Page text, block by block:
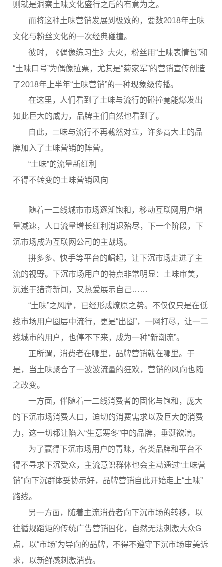
则就是洞察土味文化盛行之后的有意为之。
而将这种土味营销发展到极致的，要数2018年土味
文化与粉丝文化的一次经典碰撞。
彼时，《偶像练习生》大火，粉丝用“土味表情包”和
“土味口号”为偶像拉票，尤其是“菊家军”的营销宣传创造
了2018年上半年“土味营销”的一种现象级传播。
在这里，人们看到了土味与流行的碰撞竟能爆发出
如此巨大的威力，品牌主们自然也看到了。
自此，土味与流行不再截然对立，许多高大上的品
牌加入了土味营销的阵营。
“土味”的流量新红利
不得不转变的土味营销风向
随着一二线城市市场逐渐饱和，移动互联网用户增
量减速，人口流量增长红利消退殆尽，下一个阶段，下
沉市场成为互联网公司的主战场。
拼多多、快手等平台的崛起，让下沉市场走进了主
流的视野。下沉市场用户的特点非常明显：土味审美，
沉迷于猎奇新闻，又热爱展示自己……
“土味”之风靡，已经形成燎原之势。不仅仅只是在低
线市场用户圈层中流行，更是“出圈”，一网打尽，让一二
线城市的用户，也停不下来，成为一种“新潮流”。
正所谓，消费者在哪里，品牌营销就在哪里。于
是，当土味聚合了一波波流量的狂欢，营销的风向也随
之改变。
一方面，伴随着一二线消费者的固化与饱和，庞大
的下沉市场消费人口，迫切的消费需求以及巨大的消费
力，这一切都让陷入“生意寒冬”中的品牌，垂涎欲滴。
为了赢得下沉市场用户的青睐，各类品牌和平台不
得不寻求下沉受众，主流意识群体也会主动通过“土味营
销”向下沉群体妥协示好，品牌营销自此开始走上“土味”
路线。
另一方面，随着主流消费者向下沉市场的转移，以
往循规蹈矩的传统广告营销固化，自然无法刺激大众G
点，以“市场”为导向的品牌，不得不遵守下沉市场审美诉
求，以新鲜感刺激消费。